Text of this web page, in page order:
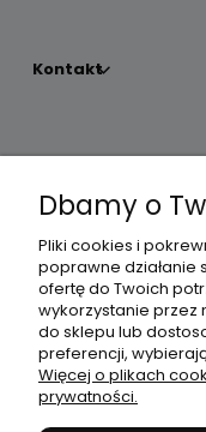
Kontakt
Dbamy o
Pliki cookies i
poprawne działanie
ofertę do Twoich
wykorzystanie przez
do sklepu lub
preferencji,
Więcej o plikach
prywatności.